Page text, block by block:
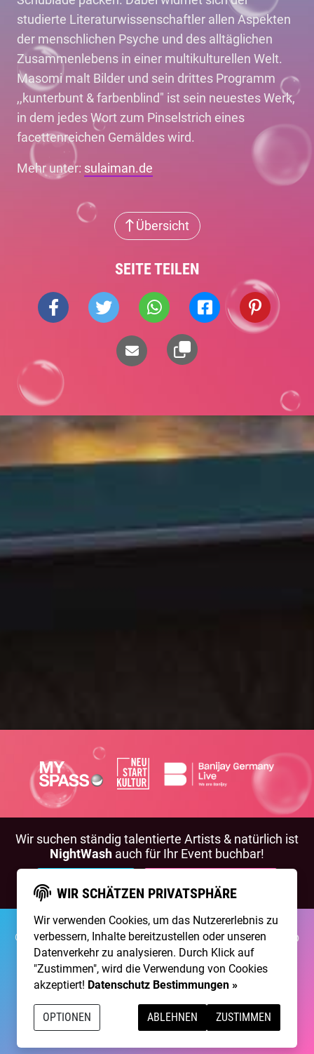
studierte Literaturwissenschaftler allen Aspekten
der menschlichen Psyche und des alltäglichen
Zusammenlebens in einer multikulturellen Welt.
Masomi malt Bilder und sein drittes Programm
,,kunterbunt & farbenblind" ist sein neuestes Werk,
in dem jedes Wort zum Pinselstrich eines
facettenreichen Gemäldes wird.
Mehr unter: sulaiman.de
Übersicht
SEITE TEILEN
Wir suchen ständig talentierte Artists & natürlich ist
NightWash auch für Ihr Event buchbar!
©2026 Brainpool LiveÜber UnsKontaktMembership
ImpressumDatenschutz
Erstellt mit von300 Design
Betrieben mit Care CMSand grüner IT
DSGVO / EPVO geprüft - mehr Info »
WIR SCHÄTZEN PRIVATSPHÄRE
Wir verwenden Cookies, um das Nutzererlebnis zu
verbessern, Inhalte bereitzustellen oder unseren
Datenverkehr zu analysieren. Durch Klick auf
"Zustimmen", wird die Verwendung von Cookies
akzeptiert! Datenschutz Bestimmungen »
OPTIONEN ABLEHNEN ZUSTIMMEN